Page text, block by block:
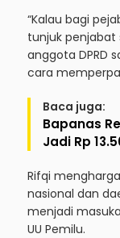
“Kalau bagi
tunjuk
anggota DPRD
cara
Baca juga:
Bapanas
Jadi Rp
Rifqi
nasional dan
menjadi
UU Pemilu.